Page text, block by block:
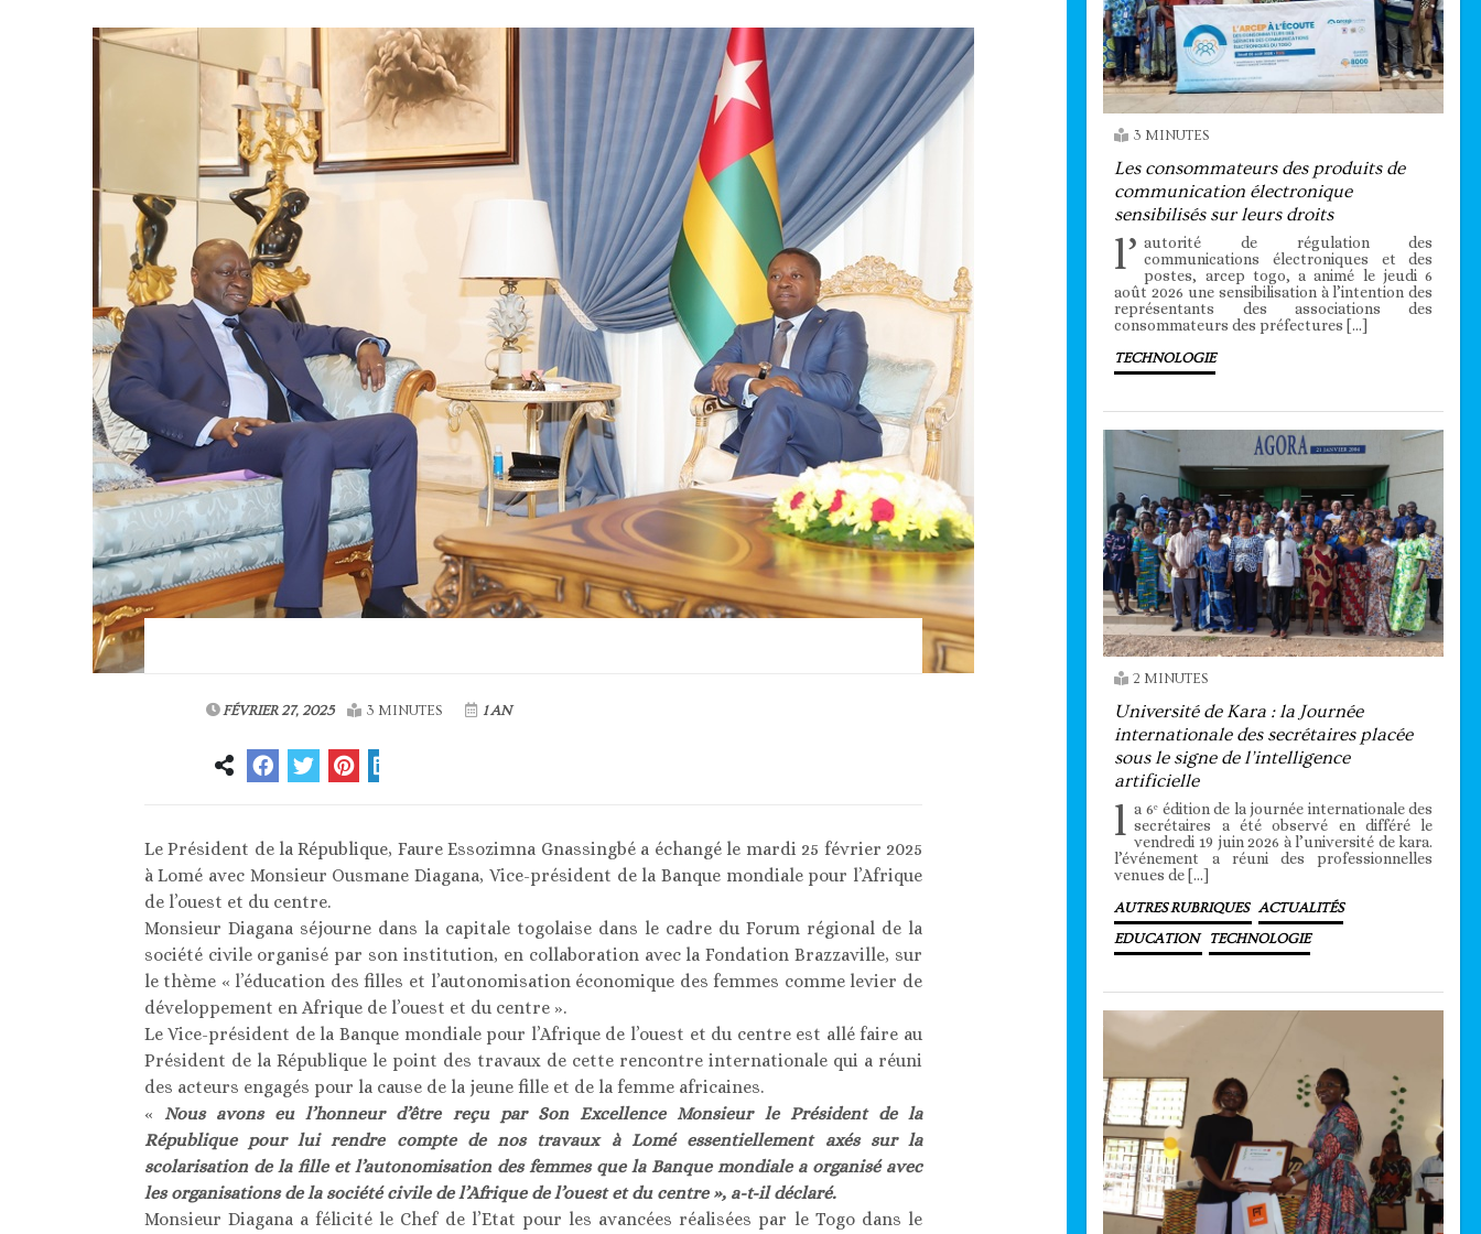
FÉVRIER 27, 2025 3 MINUTES 1 AN
Le Président de la République, Faure Essozimna Gnassingbé a échangé le mardi 25 février 2025
à Lomé avec Monsieur Ousmane Diagana, Vice-président de la Banque mondiale pour l’Afrique
de l’ouest et du centre.
Monsieur Diagana séjourne dans la capitale togolaise dans le cadre du Forum régional de la
société civile organisé par son institution, en collaboration avec la Fondation Brazzaville, sur
le thème « l’éducation des filles et l’autonomisation économique des femmes comme levier de
développement en Afrique de l’ouest et du centre ».
Le Vice-président de la Banque mondiale pour l’Afrique de l’ouest et du centre est allé faire au
Président de la République le point des travaux de cette rencontre internationale qui a réuni
des acteurs engagés pour la cause de la jeune fille et de la femme africaines.
« Nous avons eu l’honneur d’être reçu par Son Excellence Monsieur le Président de la
République pour lui rendre compte de nos travaux à Lomé essentiellement axés sur la
scolarisation de la fille et l’autonomisation des femmes que la Banque mondiale a organisé avec
les organisations de la société civile de l’Afrique de l’ouest et du centre », a-t-il déclaré.
Monsieur Diagana a félicité le Chef de l’Etat pour les avancées réalisées par le Togo dans le
3 MINUTES
Les consommateurs des produits de
communication électronique
sensibilisés sur leurs droits
l’ autorité de régulation des
communications électroniques et des
postes, arcep togo, a animé le jeudi 6
août 2026 une sensibilisation à l’intention des
représentants des associations des
consommateurs des préfectures […]
TECHNOLOGIE
2 MINUTES
Université de Kara : la Journée
internationale des secrétaires placée
sous le signe de l’intelligence
artificielle
l a 6ᵉ édition de la journée internationale des
secrétaires a été observé en différé le
vendredi 19 juin 2026 à l’université de kara.
l’événement a réuni des professionnelles
venues de […]
AUTRES RUBRIQUES ACTUALITÉS
EDUCATION TECHNOLOGIE